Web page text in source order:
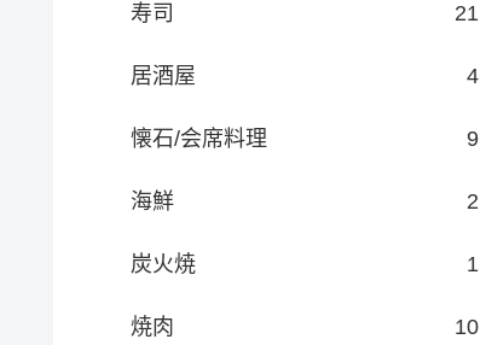
寿司 21
居酒屋 4
懐石/会席料理 9
海鮮 2
炭火焼 1
焼肉 10